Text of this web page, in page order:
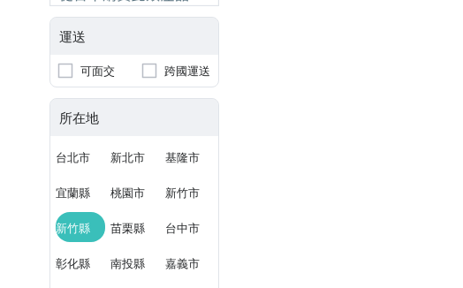
運送
可面交 跨國運送
所在地
台北市 新北市 基隆市
宜蘭縣 桃園市 新竹市
新竹縣 苗栗縣 台中市
彰化縣 南投縣 嘉義市